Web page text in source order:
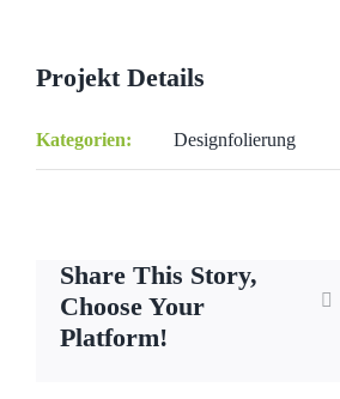
Projekt Details
Kategorien: Designfolierung
Share This Story,
Choose Your
Platform!